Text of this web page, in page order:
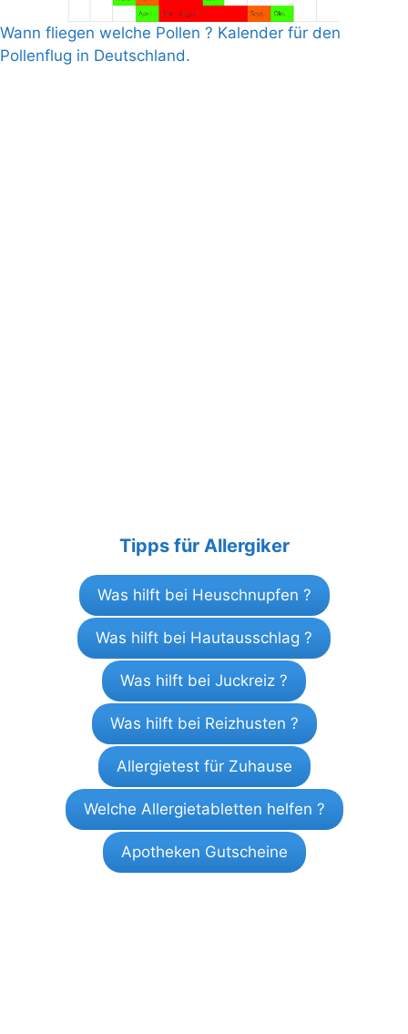
Wann fliegen welche Pollen ? Kalender für den
Pollenflug in Deutschland.
Tipps für Allergiker
Was hilft bei Heuschnupfen ?
Was hilft bei Hautausschlag ?
Was hilft bei Juckreiz ?
Was hilft bei Reizhusten ?
Allergietest für Zuhause
Welche Allergietabletten helfen ?
Apotheken Gutscheine